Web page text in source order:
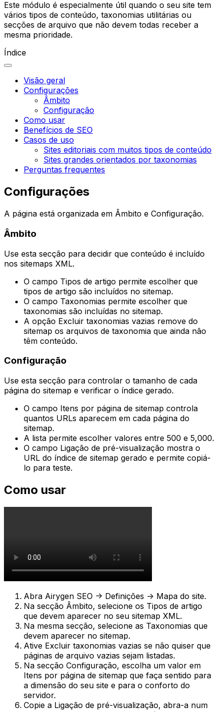
Este módulo é especialmente útil quando o seu site tem
vários tipos de conteúdo, taxonomias utilitárias ou
secções de arquivo que não devem todas receber a
mesma prioridade.
Índice
Visão geral
Configurações
Âmbito
Configuração
Como usar
Benefícios de SEO
Casos de uso
Sites editoriais com muitos tipos de conteúdo
Sites grandes orientados por taxonomias
Perguntas frequentes
Configurações
A página está organizada em Âmbito e Configuração.
Âmbito
Use esta secção para decidir que conteúdo é incluído
nos sitemaps XML.
O campo Tipos de artigo permite escolher que
tipos de artigo são incluídos no sitemap.
O campo Taxonomias permite escolher que
taxonomias são incluídas no sitemap.
A opção Excluir taxonomias vazias remove do
sitemap os arquivos de taxonomia que ainda não
têm conteúdo.
Configuração
Use esta secção para controlar o tamanho de cada
página do sitemap e verificar o índice gerado.
O campo Itens por página de sitemap controla
quantos URLs aparecem em cada página do
sitemap.
A lista permite escolher valores entre 500 e 5,000.
O campo Ligação de pré-visualização mostra o
URL do índice de sitemap gerado e permite copiá-
lo para teste.
Como usar
Abra Airygen SEO -> Definições -> Mapa do site.
Na secção Âmbito, selecione os Tipos de artigo
que devem aparecer no seu sitemap XML.
Na mesma secção, selecione as Taxonomias que
devem aparecer no sitemap.
Ative Excluir taxonomias vazias se não quiser que
páginas de arquivo vazias sejam listadas.
Na secção Configuração, escolha um valor em
Itens por página de sitemap que faça sentido para
a dimensão do seu site e para o conforto do
servidor.
Copie a Ligação de pré-visualização, abra-a num